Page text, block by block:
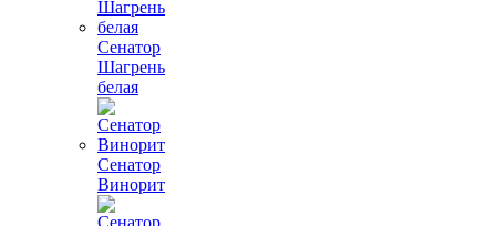
Сенатор
Шагрень
белая
Сенатор
Винорит